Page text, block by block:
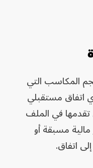
المكاسب التي
اتفاق مستقبلي
في الملف
مسبقة أو
اتفاق.